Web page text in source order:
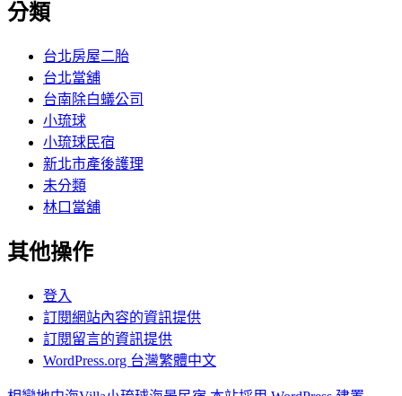
分類
台北房屋二胎
台北當舖
台南除白蟻公司
小琉球
小琉球民宿
新北市產後護理
未分類
林口當舖
其他操作
登入
訂閱網站內容的資訊提供
訂閱留言的資訊提供
WordPress.org 台灣繁體中文